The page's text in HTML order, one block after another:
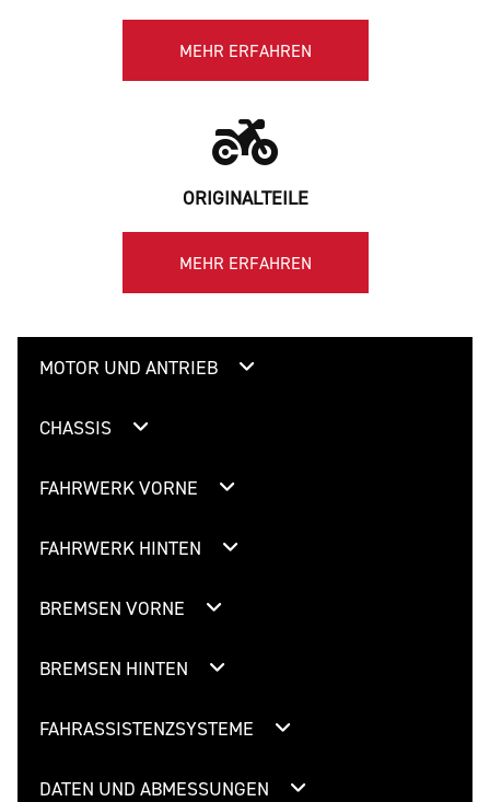
MEHR ERFAHREN
ORIGINALTEILE
MEHR ERFAHREN
MOTOR UND ANTRIEB
CHASSIS
FAHRWERK VORNE
FAHRWERK HINTEN
BREMSEN VORNE
BREMSEN HINTEN
FAHRASSISTENZSYSTEME
DATEN UND ABMESSUNGEN